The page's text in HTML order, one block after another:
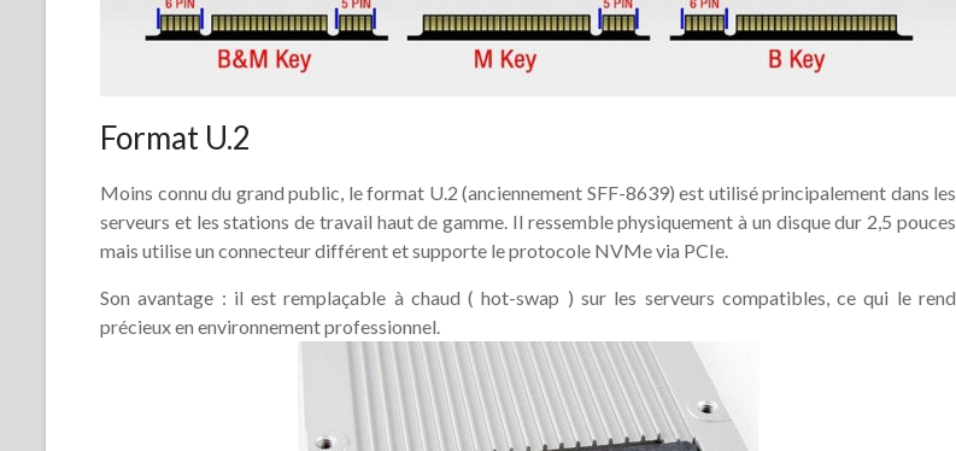
Format U.2
Moins connu du grand public, le format U.2 (anciennement SFF-8639) est utilisé principalement dans les
serveurs et les stations de travail haut de gamme. Il ressemble physiquement à un disque dur 2,5 pouces
mais utilise un connecteur différent et supporte le protocole NVMe via PCIe.
Son avantage : il est remplaçable à chaud ( hot-swap ) sur les serveurs compatibles, ce qui le rend
précieux en environnement professionnel.